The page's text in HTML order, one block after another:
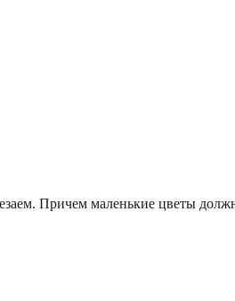
Причем маленькие цветы